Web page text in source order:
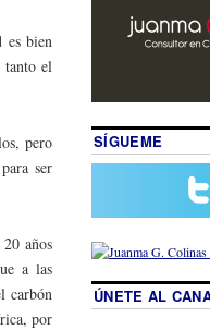
es bien
tanto el
pero
ser
años
a las
carbón
por
SÍGUEME
ÚNETE AL